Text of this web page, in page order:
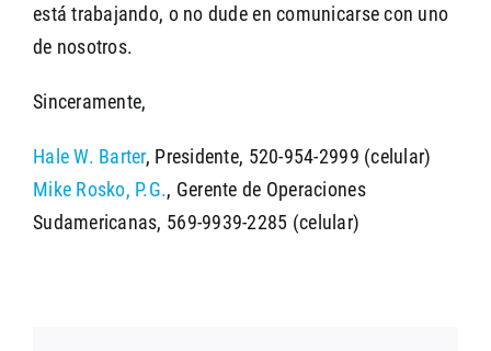
está trabajando, o no dude en comunicarse con uno
de nosotros.
Sinceramente,
Hale W. Barter, Presidente, 520-954-2999 (celular)
Mike Rosko, P.G., Gerente de Operaciones
Sudamericanas, 569-9939-2285 (celular)